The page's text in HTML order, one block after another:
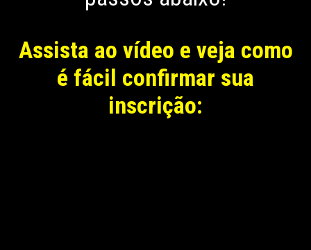
Assista ao vídeo e veja como
é fácil confirmar sua
inscrição: